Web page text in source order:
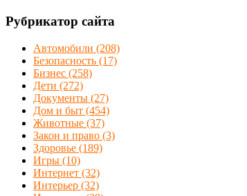
Рубрикатор сайта
Автомобили (208)
Безопасность (17)
Бизнес (258)
Дети (272)
Документы (27)
Дом и быт (454)
Животные (37)
Закон и право (3)
Здоровье (189)
Игры (10)
Интернет (32)
Интерьер (32)